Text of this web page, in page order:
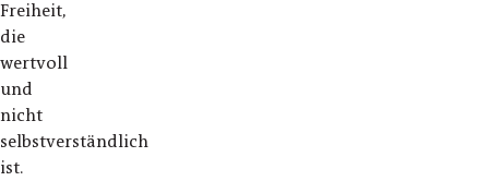
Freiheit,
die
wertvoll
und
nicht
selbstverständlich
ist.